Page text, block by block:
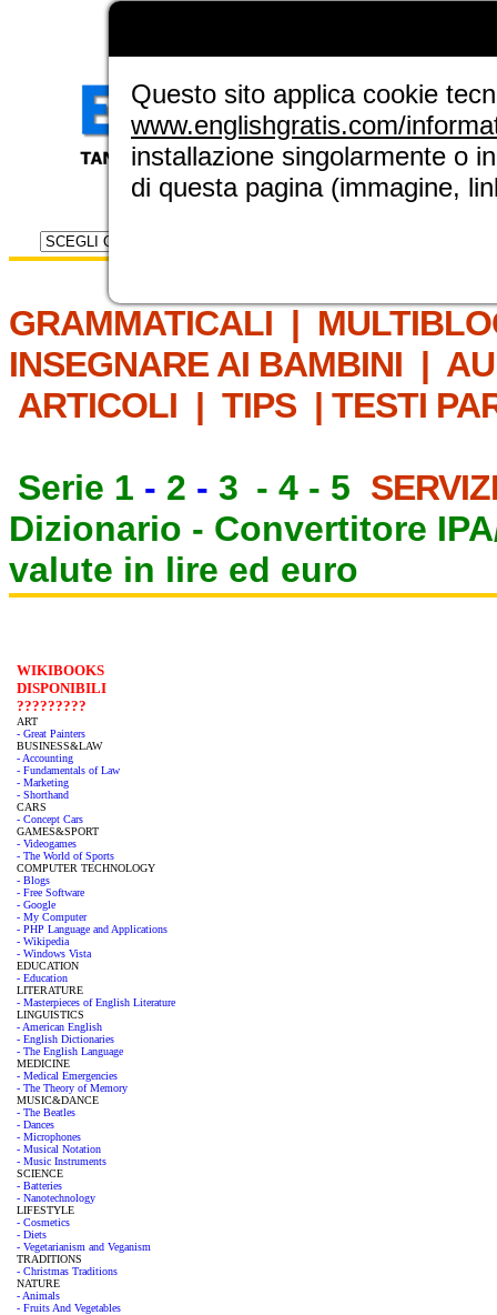
Selettore risorse
GRAMMATICALI |
INSEGNARE AI BAMBINI |
ARTICOLI | TIPS | TESTI
Serie 1 - 2 - 3 - 4 - 5
Dizionario - Convertitore
valute in lire ed euro
WIKIBOOKS
DISPONIBILI
?????????
ART
- Great Painters
BUSINESS&LAW
- Accounting
- Fundamentals of Law
- Marketing
- Shorthand
CARS
- Concept Cars
GAMES&SPORT
- Videogames
- The World of Sports
COMPUTER TECHNOLOGY
- Blogs
- Free Software
- Google
- My Computer
- PHP Language and Applications
- Wikipedia
- Windows Vista
EDUCATION
- Education
LITERATURE
- Masterpieces of English Literature
LINGUISTICS
- American English
- English Dictionaries
- The English Language
MEDICINE
- Medical Emergencies
- The Theory of Memory
MUSIC&DANCE
- The Beatles
- Dances
- Microphones
- Musical Notation
- Music Instruments
SCIENCE
- Batteries
- Nanotechnology
LIFESTYLE
- Cosmetics
- Diets
- Vegetarianism and Veganism
TRADITIONS
- Christmas Traditions
NATURE
- Animals
- Fruits And Vegetables
Questo sito applica cookie
www.englishgratis.com/
installazione singolarmente o
di questa pagina (immagine,